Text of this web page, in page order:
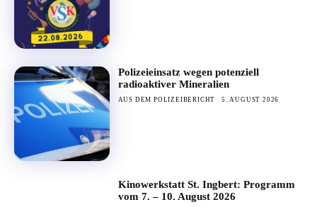
Polizeieinsatz wegen potenziell
radioaktiver Mineralien
AUS DEM POLIZEIBERICHT 5. AUGUST 2026
Kinowerkstatt St. Ingbert: Programm
vom 7. – 10. August 2026